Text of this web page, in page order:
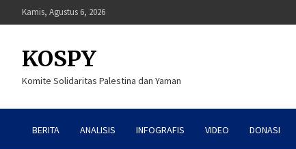
to
Kamis, Agustus 6, 2026
KOSPY
Komite Solidaritas Palestina dan Yaman
BERITA ANALISIS INFOGRAFIS VIDEO DONASI